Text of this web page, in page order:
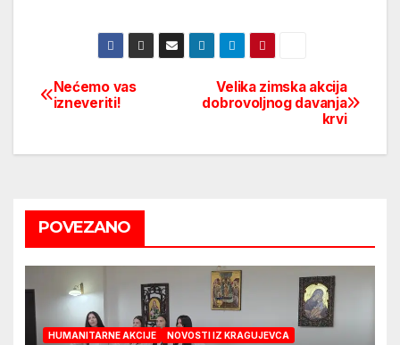
Post
Velika zimska akcija
dobrovoljnog davanja
krvi
Nećemo vas
izneveriti!
POVEZANO
HUMANITARNE AKCIJE NOVOSTI IZ KRAGUJEVCA